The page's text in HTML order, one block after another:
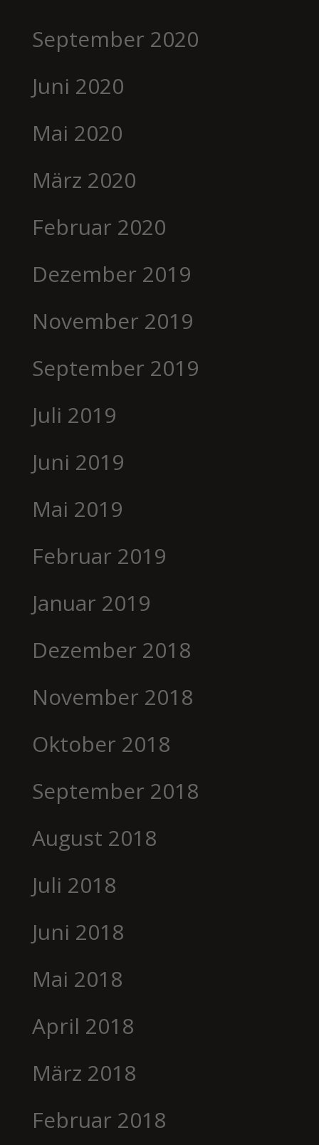
September 2020
Juni 2020
Mai 2020
März 2020
Februar 2020
Dezember 2019
November 2019
September 2019
Juli 2019
Juni 2019
Mai 2019
Februar 2019
Januar 2019
Dezember 2018
November 2018
Oktober 2018
September 2018
August 2018
Juli 2018
Juni 2018
Mai 2018
April 2018
März 2018
Februar 2018